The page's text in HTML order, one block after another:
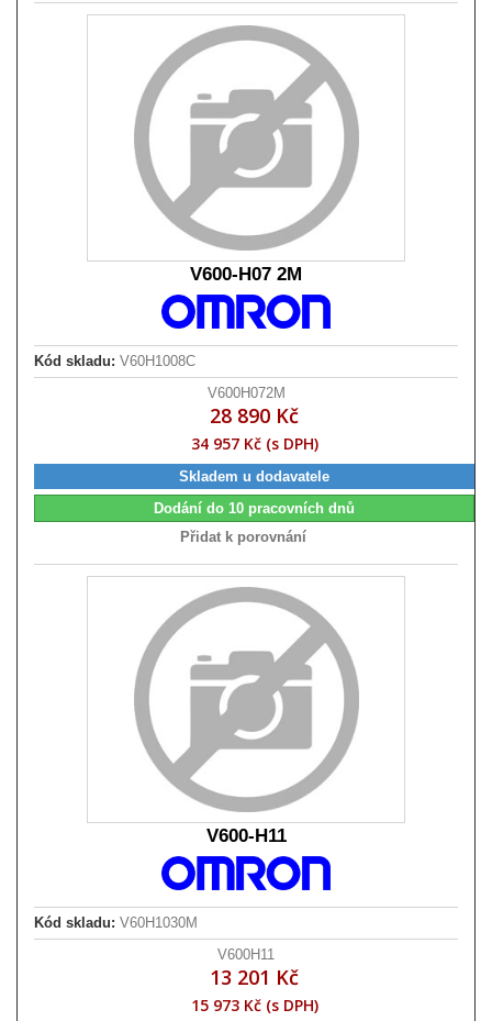
V600-H07 2M
Kód skladu: V60H1008C
V600H072M
28 890 Kč
34 957 Kč (s DPH)
Skladem u dodavatele
Dodání do 10 pracovních dnů
Přidat k porovnání
V600-H11
Kód skladu: V60H1030M
V600H11
13 201 Kč
15 973 Kč (s DPH)